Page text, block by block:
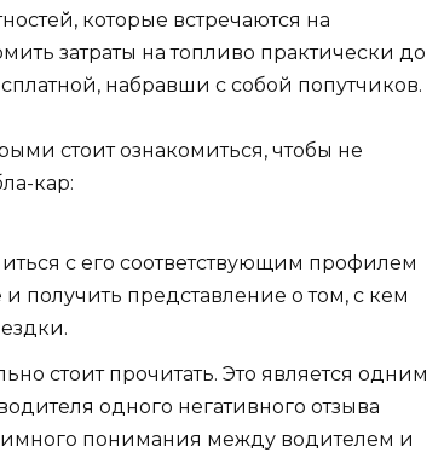
которые встречаются на
затраты на топливо практически до
набравши с собой попутчиков.
стоит ознакомиться, чтобы не
кар:
с его соответствующим профилем
получить представление о том, с кем
стоит прочитать. Это является одним
одного негативного отзыва
понимания между водителем и